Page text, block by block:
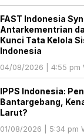
FAST Indonesia
Antarkementrian
Kunci Tata Kelola
Indonesia
04/08/2026 | 4:55 pm
IPPS Indonesia:
Bantargebang,
Larut?
01/08/2026 | 5:34 pm